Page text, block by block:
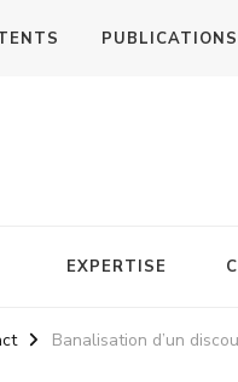
PUBLICATIONS
EXPERTISE
Banalisation d’un